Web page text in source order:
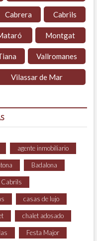
Cabrera Cabrils
Montgat
Vallromanes
Vilassar de Mar
agente inmobiliario
Badalona
Cabrils
casas de lujo
chalet adosado
Festa Major